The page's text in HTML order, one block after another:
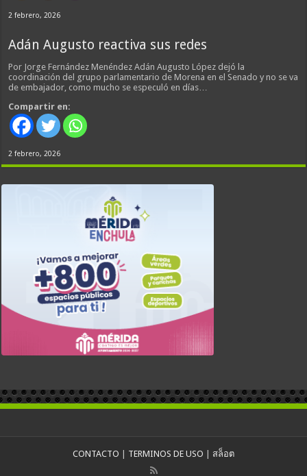
2 febrero, 2026
Adán Augusto reactiva sus redes
Por Jorge Fernández Menéndez Adán Augusto López dejó la
coordinación del grupo parlamentario de Morena en el Senado y no se va
de embajador, como mucho se especuló en días…
Compartir en:
2 febrero, 2026
CONTACTO TERMINOS DE USO สล็อต